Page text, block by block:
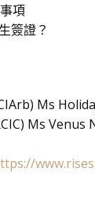
項
簽證？
Ms
Ms Venus